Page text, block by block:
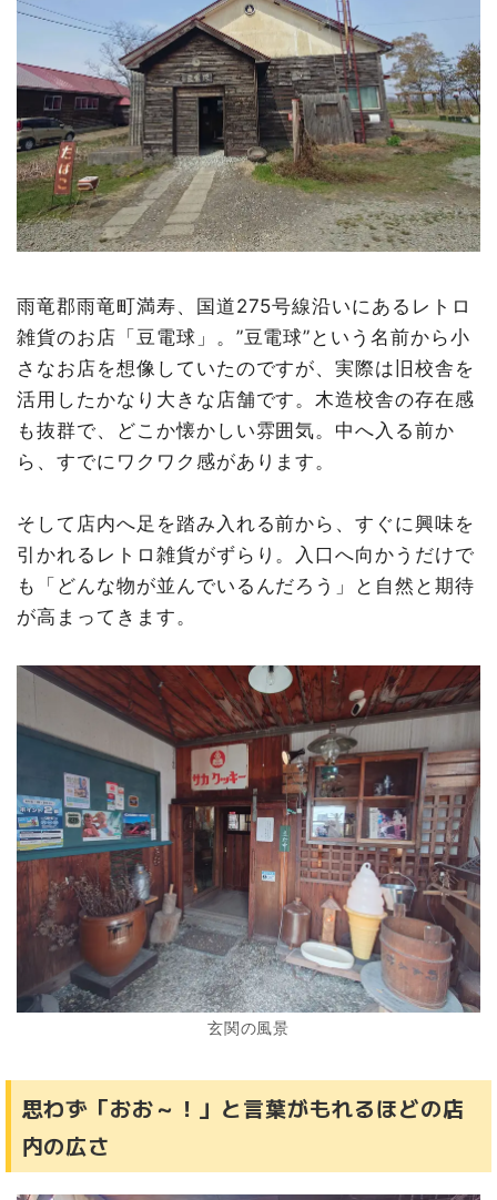
雨竜郡雨竜町満寿、国道275号線沿いにあるレトロ
雑貨のお店「豆電球」。”豆電球”という名前から小
さなお店を想像していたのですが、実際は旧校舎を
活用したかなり大きな店舗です。木造校舎の存在感
も抜群で、どこか懐かしい雰囲気。中へ入る前か
ら、すでにワクワク感があります。
そして店内へ足を踏み入れる前から、すぐに興味を
引かれるレトロ雑貨がずらり。入口へ向かうだけで
も「どんな物が並んでいるんだろう」と自然と期待
が高まってきます。
玄関の風景
思わず「おお～！」と言葉がもれるほどの店
内の広さ